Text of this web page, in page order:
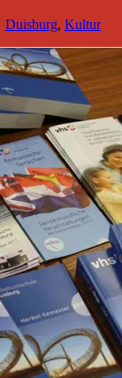
Duisburg, Kultur